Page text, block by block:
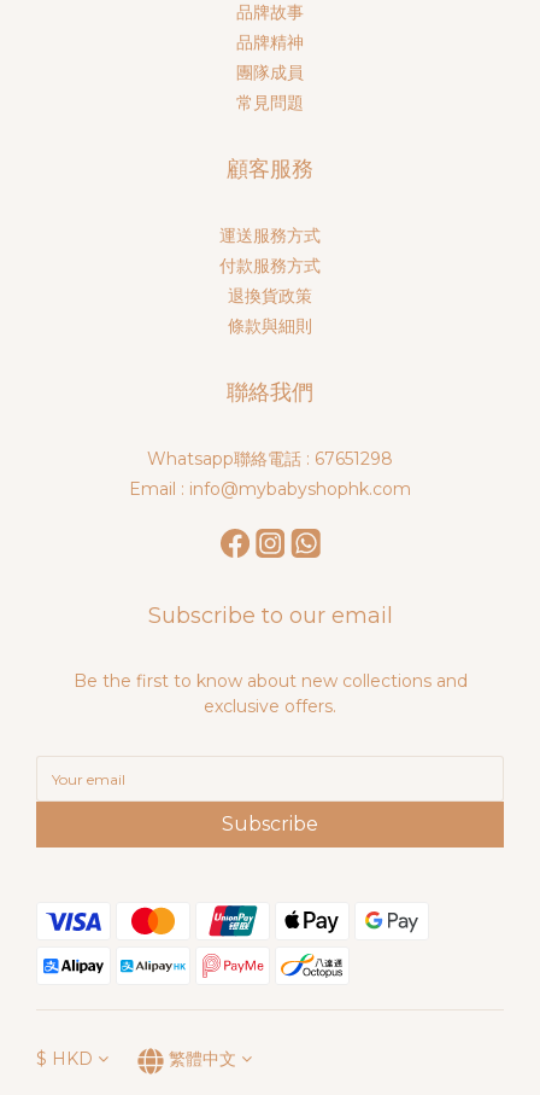
品牌故事
品牌精神
團隊成員
常見問題
顧客服務
運送服務方式
付款服務方式
退換貨政策
條款與細則
聯絡我們
Whatsapp聯絡電話 : 67651298
Email : info@mybabyshophk.com
Subscribe to our email
Be the first to know about new collections and
exclusive offers.
Subscribe
$ HKD 繁體中文